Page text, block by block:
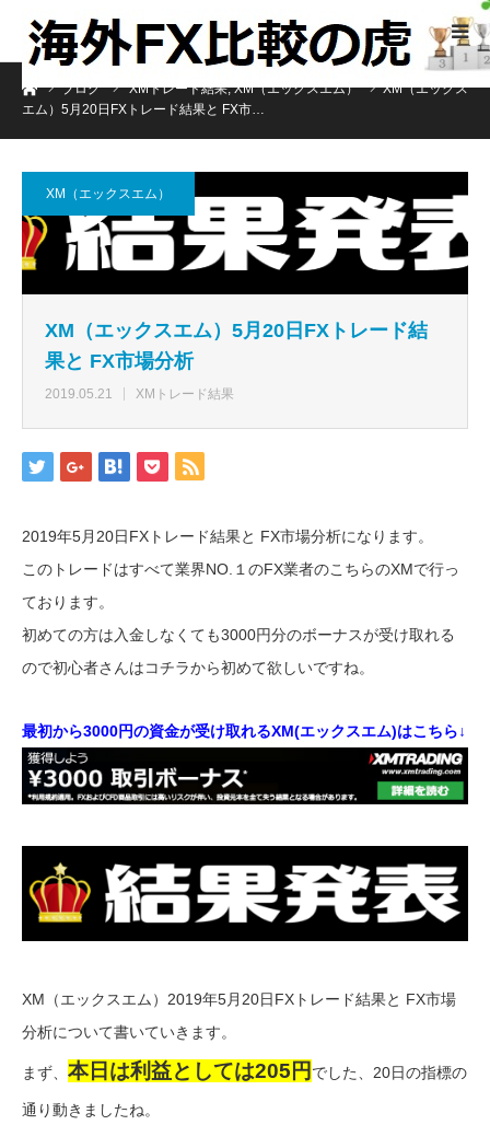
ホームブログ XMトレード結果, XM（エックスエム）
XM（エックス
エム）5月20日FXトレード結果と FX市…
XM（エックスエム）
XM（エックスエム）5月20日FXトレード結
果と FX市場分析
2019.05.21 XMトレード結果
2019年5月20日FXトレード結果と FX市場分析になります。
このトレードはすべて業界NO.１のFX業者のこちらのXMで行っ
ております。
初めての方は入金しなくても3000円分のボーナスが受け取れる
ので初心者さんはコチラから初めて欲しいですね。
最初から3000円の資金が受け取れるXM(エックスエム)はこちら↓
XM（エックスエム）2019年5月20日FXトレード結果と FX市場
分析について書いていきます。
まず、 本日は利益としては205円 でした、20日の指標の
通り動きましたね。